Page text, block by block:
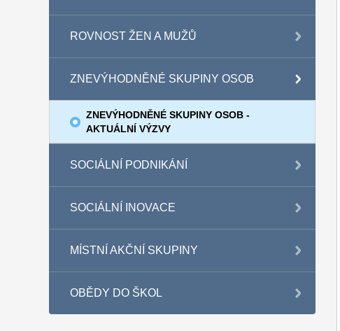
ROVNOST ŽEN A MUŽŮ
ZNEVÝHODNĚNÉ SKUPINY OSOB
ZNEVÝHODNĚNÉ SKUPINY OSOB -
AKTUÁLNÍ VÝZVY
SOCIÁLNÍ PODNIKÁNÍ
SOCIÁLNÍ INOVACE
MÍSTNÍ AKČNÍ SKUPINY
OBĚDY DO ŠKOL